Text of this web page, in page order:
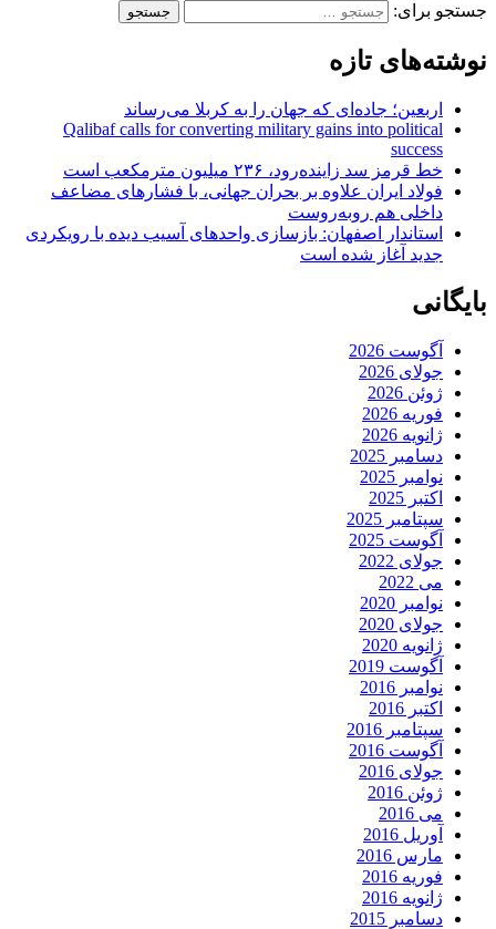
جستجو برای:
نوشته‌های تازه
اربعین؛ جاده‌ای که جهان را به کربلا می‌رساند
Qalibaf calls for converting military gains into political
success
خط قرمز سد زاینده‌رود، ۲۳۶ میلیون مترمکعب است
فولاد ایران علاوه بر بحران جهانی، با فشارهای مضاعف
داخلی هم روبه‌روست
استاندار اصفهان: بازسازی واحدهای آسیب دیده با رویکردی
جدید آغاز شده است
بایگانی
آگوست 2026
جولای 2026
ژوئن 2026
فوریه 2026
ژانویه 2026
دسامبر 2025
نوامبر 2025
اکتبر 2025
سپتامبر 2025
آگوست 2025
جولای 2022
می 2022
نوامبر 2020
جولای 2020
ژانویه 2020
آگوست 2019
نوامبر 2016
اکتبر 2016
سپتامبر 2016
آگوست 2016
جولای 2016
ژوئن 2016
می 2016
آوریل 2016
مارس 2016
فوریه 2016
ژانویه 2016
دسامبر 2015